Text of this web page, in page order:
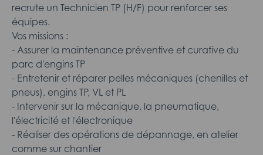
recrute un Technicien TP (H/F) pour renforcer ses
équipes.
Vos missions :
- Assurer la maintenance préventive et curative du
parc d'engins TP
- Entretenir et réparer pelles mécaniques (chenilles et
pneus), engins TP, VL et PL
- Intervenir sur la mécanique, la pneumatique,
l'électricité et l'électronique
- Réaliser des opérations de dépannage, en atelier
comme sur chantier